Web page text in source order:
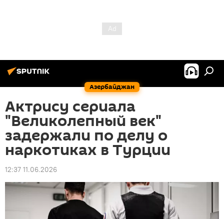
Азербайджан
Актрису сериала
"Великолепный век"
задержали по делу о
наркотиках в Турции
12:37 11.06.2026